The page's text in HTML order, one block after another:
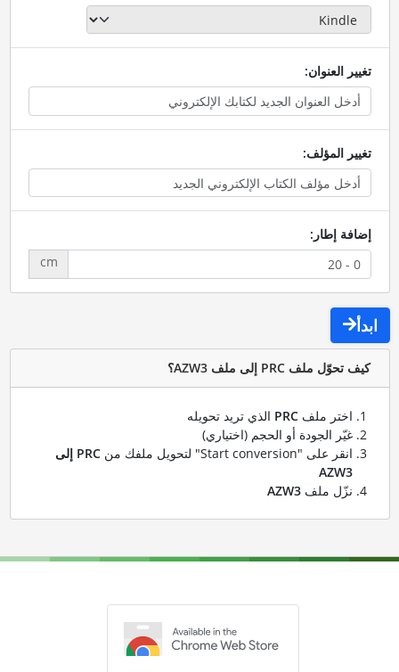
تغيير العنوان:
تغيير المؤلف:
إضافة إطار:
cm
ابدأ
كيف تحوّل ملف PRC إلى ملف AZW3؟
اختر ملف PRCالذي تريد تحويله
غيّر الجودة أو الحجم (اختياري)
انقر على "Start conversion" لتحويل ملفك من
PRC إلى
AZW3
نزّل ملف AZW3